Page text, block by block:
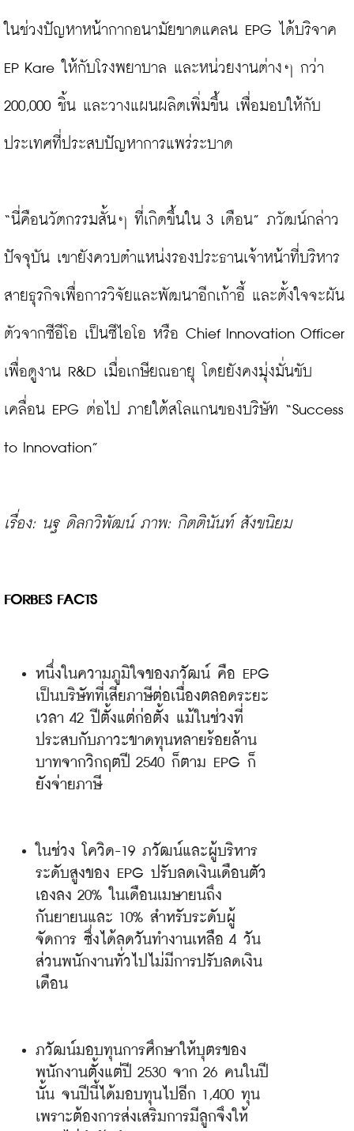
ในช่วงปัญหาหน้ากากอนามัยขาดแคลน EPG ได้บริจาค
EP Kare ให้กับโรงพยาบาล และหน่วยงานต่างๆ กว่า
200,000 ชิ้น และวางแผนผลิตเพิ่มขึ้น เพื่อมอบให้กับ
ประเทศที่ประสบปัญหาการแพร่ระบาด
“นี่คือนวัตกรรมสั้นๆ ที่เกิดขึ้นใน 3 เดือน” ภวัฒน์กล่าว
ปัจจุบัน เขายังควบตำแหน่งรองประธานเจ้าหน้าที่บริหาร
สายธุรกิจเพื่อการวิจัยและพัฒนาอีกเก้าอี้ และตั้งใจจะผัน
ตัวจากซีอีโอ เป็นซีไอโอ หรือ Chief Innovation Officer
เพื่อดูงาน R&D เมื่อเกษียณอายุ โดยยังคงมุ่งมั่นขับ
เคลื่อน EPG ต่อไป ภายใต้สโลแกนของบริษัท “Success
to Innovation”
เรื่อง: นฐ ดิลกวิพัฒน์ ภาพ: กิตตินันท์ สังขนิยม
FORBES FACTS
หนึ่งในความภูมิใจของภวัฒน์ คือ EPG
เป็นบริษัทที่เสียภาษีต่อเนื่องตลอดระยะ
เวลา 42 ปีตั้งแต่ก่อตั้ง แม้ในช่วงที่
ประสบกับภาวะขาดทุนหลายร้อยล้าน
บาทจากวิกฤตปี 2540 ก็ตาม EPG ก็
ยังจ่ายภาษี
ในช่วง โควิด-19 ภวัฒน์และผู้บริหาร
ระดับสูงของ EPG ปรับลดเงินเดือนตัว
เองลง 20% ในเดือนเมษายนถึง
กันยายนและ 10% สำหรับระดับผู้
จัดการ ซึ่งได้ลดวันทำงานเหลือ 4 วัน
ส่วนพนักงานทั่วไปไม่มีการปรับลดเงิน
เดือน
ภวัฒน์มอบทุนการศึกษาให้บุตรของ
พนักงานตั้งแต่ปี 2530 จาก 26 คนในปี
นั้น จนปีนี้ได้มอบทุนไปอีก 1,400 ทุน
เพราะต้องการส่งเสริมการมีลูกจึงให้